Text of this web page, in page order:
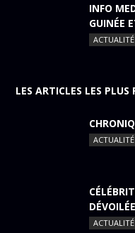
INFO
GUINÉE
ACTUALITÉ
LES ARTICLES LES PLUS
ACTUALITÉ
ACTUALITÉ